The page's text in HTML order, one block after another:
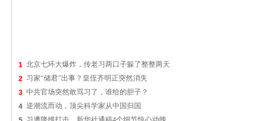
1 北京七环大爆炸，传老习两口子躲了整整两天
2 习家“储君”出事？皇侄齐明正突然消失
3 中共官场突然敢骂习了，谁给的胆子？
4 逆潮流而动，顶尖科学家从中国归国